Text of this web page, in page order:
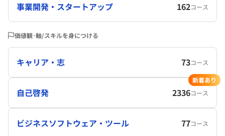
事業開発・スタートアップ 162コース
価値観･軸/スキルを身につける
キャリア・志 73コース
自己啓発 2336コース
新着あり
ビジネスソフトウェア・ツール 77コース